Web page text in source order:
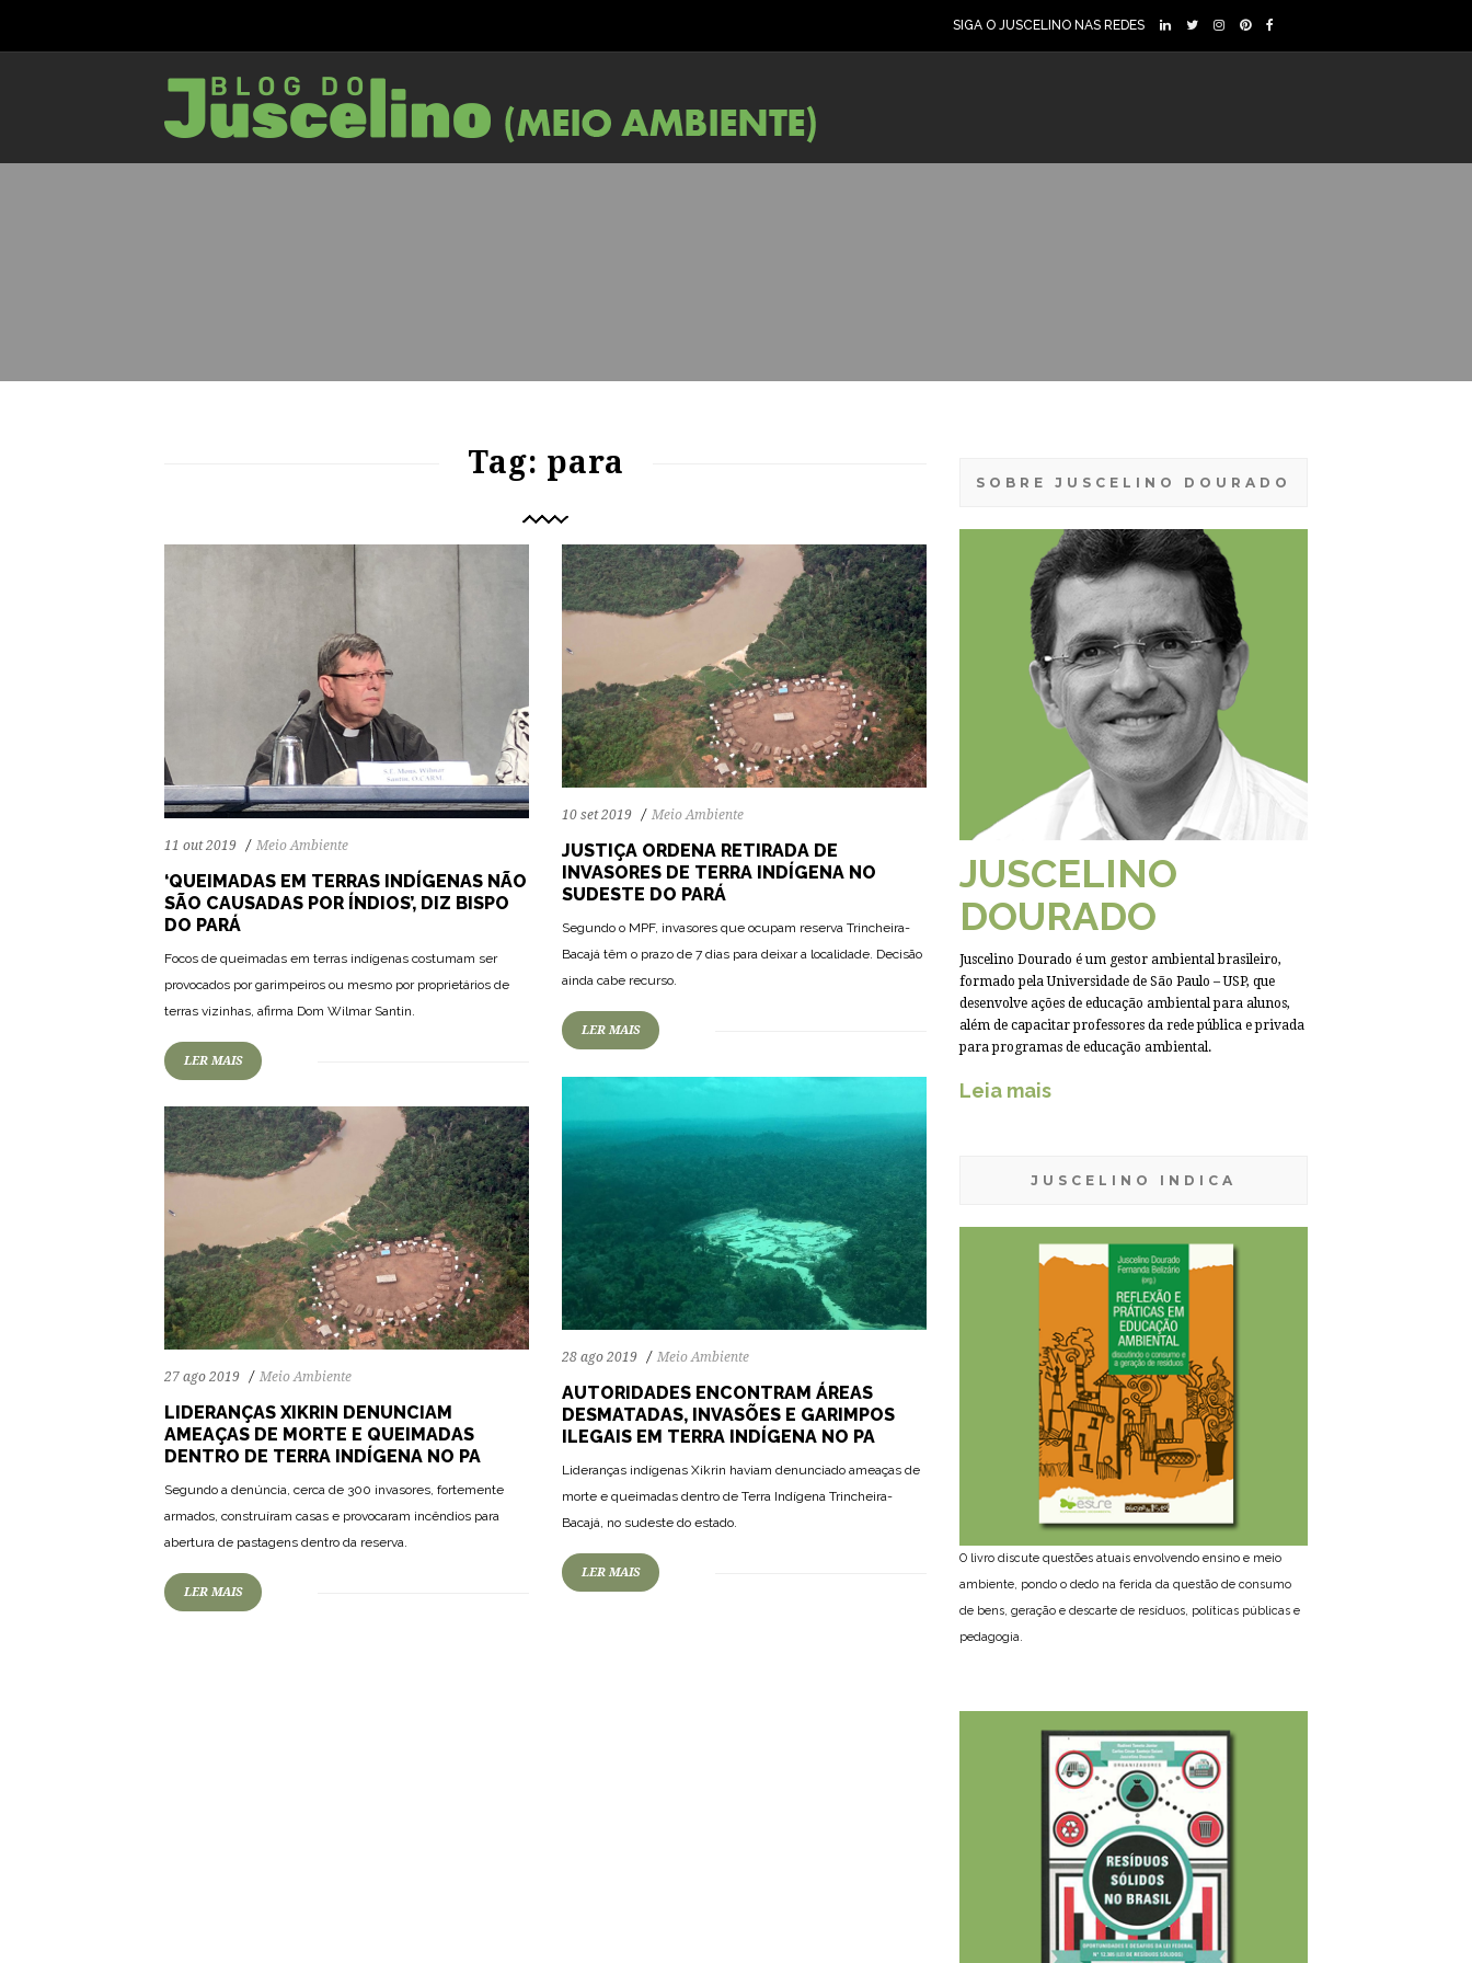
SIGA O JUSCELINO NAS REDES
Tag: para
11 out 2019 Meio Ambiente
‘QUEIMADAS EM TERRAS INDÍGENAS NÃO
SÃO CAUSADAS POR ÍNDIOS’, DIZ BISPO
DO PARÁ
Focos de queimadas em terras indígenas costumam ser
provocados por garimpeiros ou mesmo por proprietários de
terras vizinhas, afirma Dom Wilmar Santin.
LER MAIS
10 set 2019 Meio Ambiente
JUSTIÇA ORDENA RETIRADA DE
INVASORES DE TERRA INDÍGENA NO
SUDESTE DO PARÁ
Segundo o MPF, invasores que ocupam reserva Trincheira-
Bacajá têm o prazo de 7 dias para deixar a localidade. Decisão
ainda cabe recurso.
LER MAIS
28 ago 2019 Meio Ambiente
AUTORIDADES ENCONTRAM ÁREAS
DESMATADAS, INVASÕES E GARIMPOS
ILEGAIS EM TERRA INDÍGENA NO PA
Lideranças indígenas Xikrin haviam denunciado ameaças de
morte e queimadas dentro de Terra Indígena Trincheira-
Bacajá, no sudeste do estado.
LER MAIS
27 ago 2019 Meio Ambiente
LIDERANÇAS XIKRIN DENUNCIAM
AMEAÇAS DE MORTE E QUEIMADAS
DENTRO DE TERRA INDÍGENA NO PA
Segundo a denúncia, cerca de 300 invasores, fortemente
armados, construíram casas e provocaram incêndios para
abertura de pastagens dentro da reserva.
LER MAIS
SOBRE JUSCELINO DOURADO
JUSCELINO
DOURADO
Juscelino Dourado é um gestor ambiental brasileiro,
formado pela Universidade de São Paulo – USP, que
desenvolve ações de educação ambiental para alunos,
além de capacitar professores da rede pública e privada
para programas de educação ambiental.
Leia mais
JUSCELINO INDICA
O livro discute questões atuais envolvendo ensino e meio
ambiente, pondo o dedo na ferida da questão de consumo
de bens, geração e descarte de resíduos, políticas públicas e
pedagogia.